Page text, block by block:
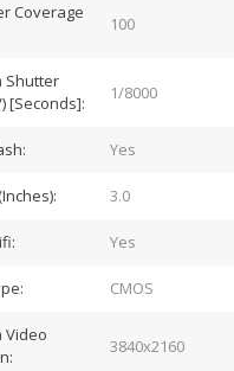
Coverage
100
Shutter
[Seconds]:
1/8000
Yes
3.0
Yes
CMOS
Video
3840x2160